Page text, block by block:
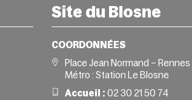
Site du Blosne
COORDONNÉES
Place Jean Normand – Rennes
Métro : Station Le Blosne
Accueil : 02 30 21 50 74